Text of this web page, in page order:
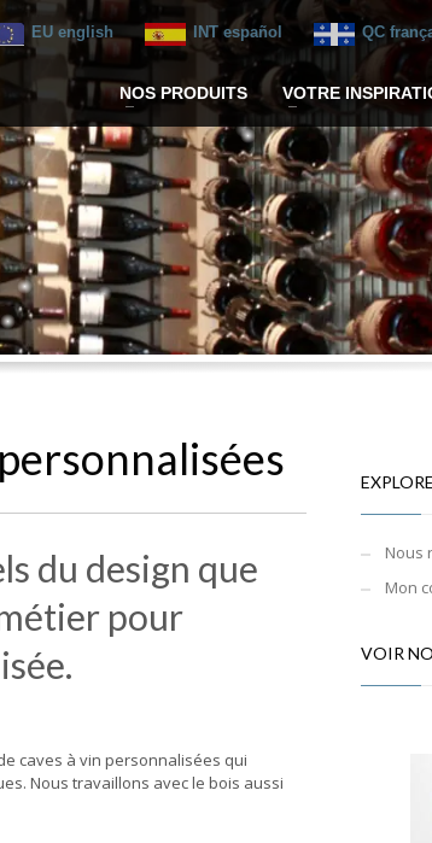
EU english INT español QC
NOS PRODUITS VOTRE
du design que
pour
caves à vin personnalisées qui
Nous travaillons avec le bois aussi
Nous
Mon
VOIR